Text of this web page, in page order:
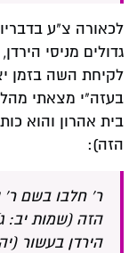
לכאורה צ"ע
גדולים מניסי
לקיחת השה בזמן
בעזה"י מצאתי
בית אהרון והוא
הזה):
ר' חלבו בשם ר'
הזה (שמות יב:
הירדן בעשור